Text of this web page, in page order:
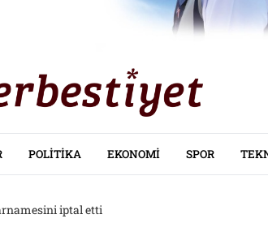
POLITIKA EKONOMI SPOR
iptal etti